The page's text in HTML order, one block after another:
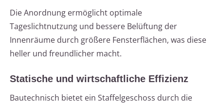
Die Anordnung ermöglicht optimale
Tageslichtnutzung und bessere Belüftung der
Innenräume durch größere Fensterflächen, was diese
heller und freundlicher macht.
Statische und wirtschaftliche Effizienz
Bautechnisch bietet ein Staffelgeschoss durch die